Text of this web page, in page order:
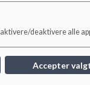
deaktivere alle
Accepter